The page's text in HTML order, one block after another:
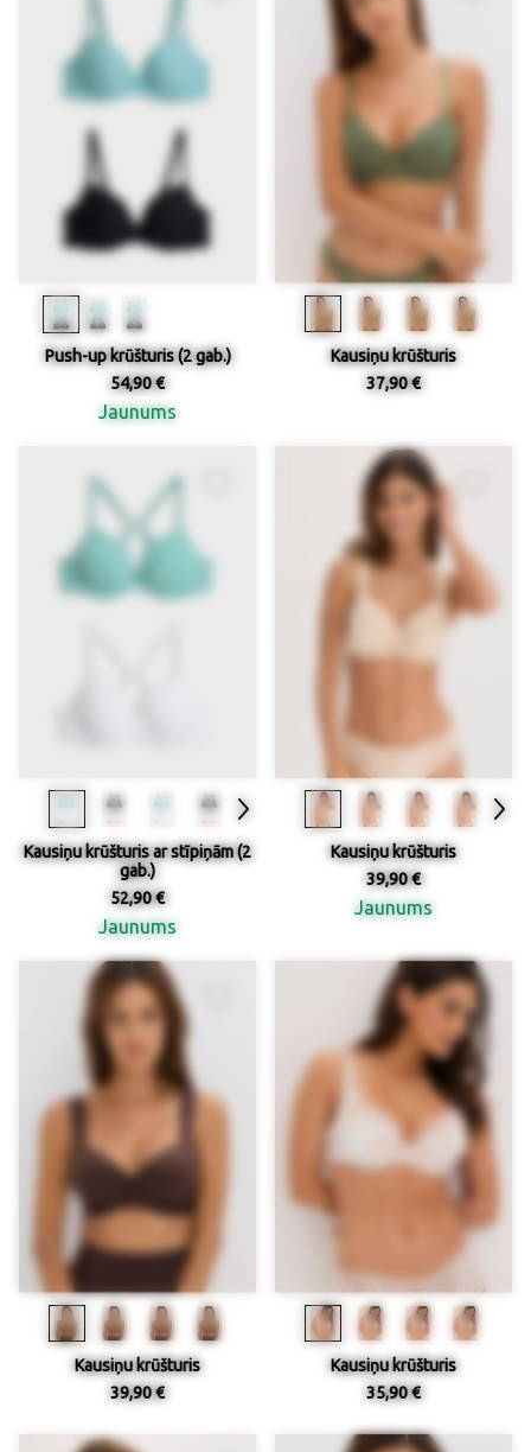
Push-up krūšturis (2 gab.)
54,90 €
Jaunums
Kausiņu krūšturis
37,90 €
Kausiņu krūšturis ar stīpiņām (2
gab.)
52,90 €
Jaunums
Kausiņu krūšturis
39,90 €
Jaunums
Kausiņu krūšturis
39,90 €
Kausiņu krūšturis
35,90 €